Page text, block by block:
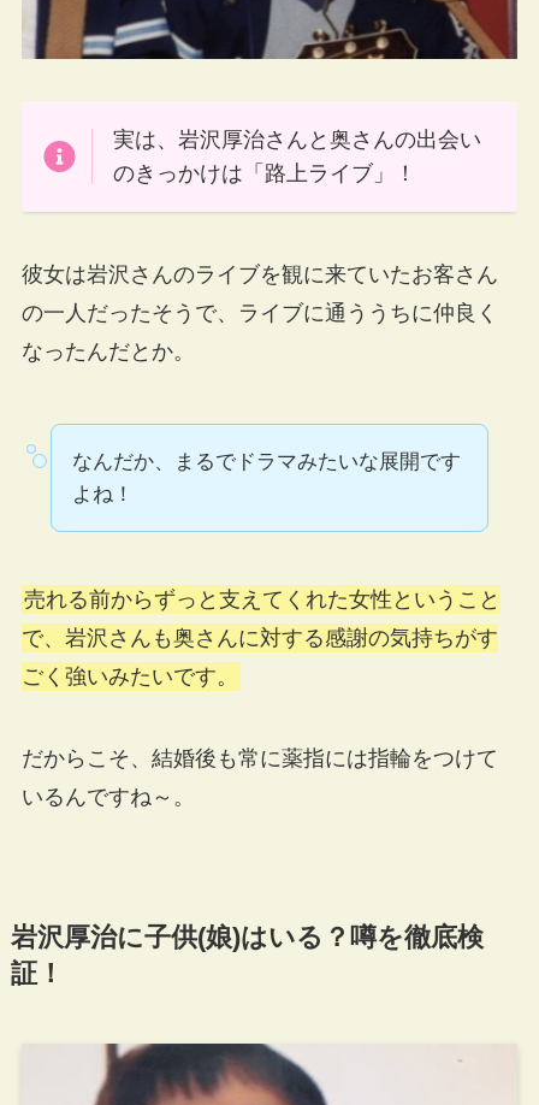
実は、岩沢厚治さんと奥さんの出会い
のきっかけは「路上ライブ」！
彼女は岩沢さんのライブを観に来ていたお客さん
の一人だったそうで、ライブに通ううちに仲良く
なったんだとか。
なんだか、まるでドラマみたいな展開です
よね！
売れる前からずっと支えてくれた女性ということ
で、岩沢さんも奥さんに対する感謝の気持ちがす
ごく強いみたいです。
だからこそ、結婚後も常に薬指には指輪をつけて
いるんですね～。
岩沢厚治に子供(娘)はいる？噂を徹底検
証！